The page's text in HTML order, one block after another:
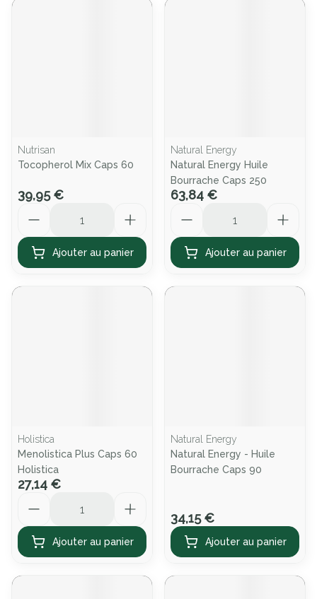
Nutrisan
Tocopherol Mix Caps 60
39,95 €
Ajouter au panier
Natural Energy
Natural Energy Huile
Bourrache Caps 250
63,84 €
Ajouter au panier
Holistica
Menolistica Plus Caps 60
Holistica
27,14 €
Ajouter au panier
Natural Energy
Natural Energy - Huile
Bourrache Caps 90
34,15 €
Ajouter au panier